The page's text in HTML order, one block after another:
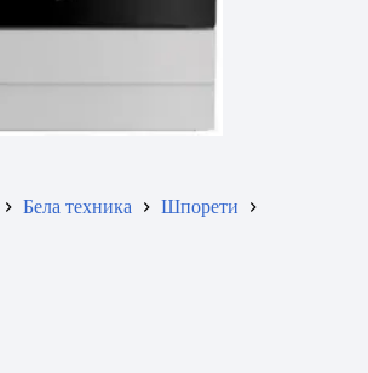
Бела техника
Шпорети